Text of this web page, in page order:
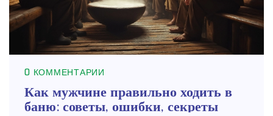
0 КОММЕНТАРИИ
Как мужчине правильно ходить в
баню: советы, ошибки, секреты